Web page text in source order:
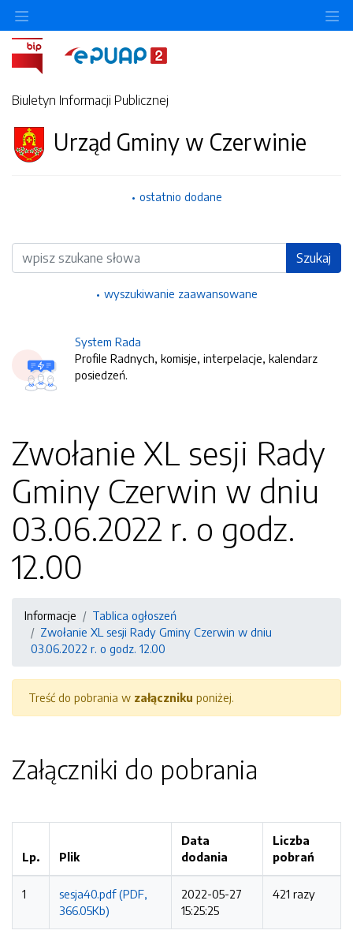
Biuletyn Informacji Publicznej
Urząd Gminy w Czerwinie
ostatnio dodane
Wyszukiwarka Szukaj
wyszukiwanie zaawansowane
System Rada
Profile Radnych, komisje, interpelacje, kalendarz
posiedzeń.
Zwołanie XL sesji Rady
Gminy Czerwin w dniu
03.06.2022 r. o godz.
12.00
Informacje
Tablica ogłoszeń
Zwołanie XL sesji Rady Gminy Czerwin w dniu
03.06.2022 r. o godz. 12.00
Treść do pobrania w załączniku poniżej.
Załączniki do pobrania
Lp. Plik
Data
dodania
Liczba
pobrań
1
sesja40.pdf (PDF,
366.05Kb)
2022-05-27
15:25:25
421 razy